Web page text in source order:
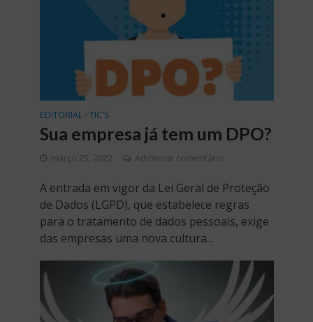
EDITORIAL • TIC'S
Sua empresa já tem um DPO?
março 25, 2022 Adicionar comentário
A entrada em vigor da Lei Geral de Proteção
de Dados (LGPD), que estabelece regras
para o tratamento de dados pessoais, exige
das empresas uma nova cultura...